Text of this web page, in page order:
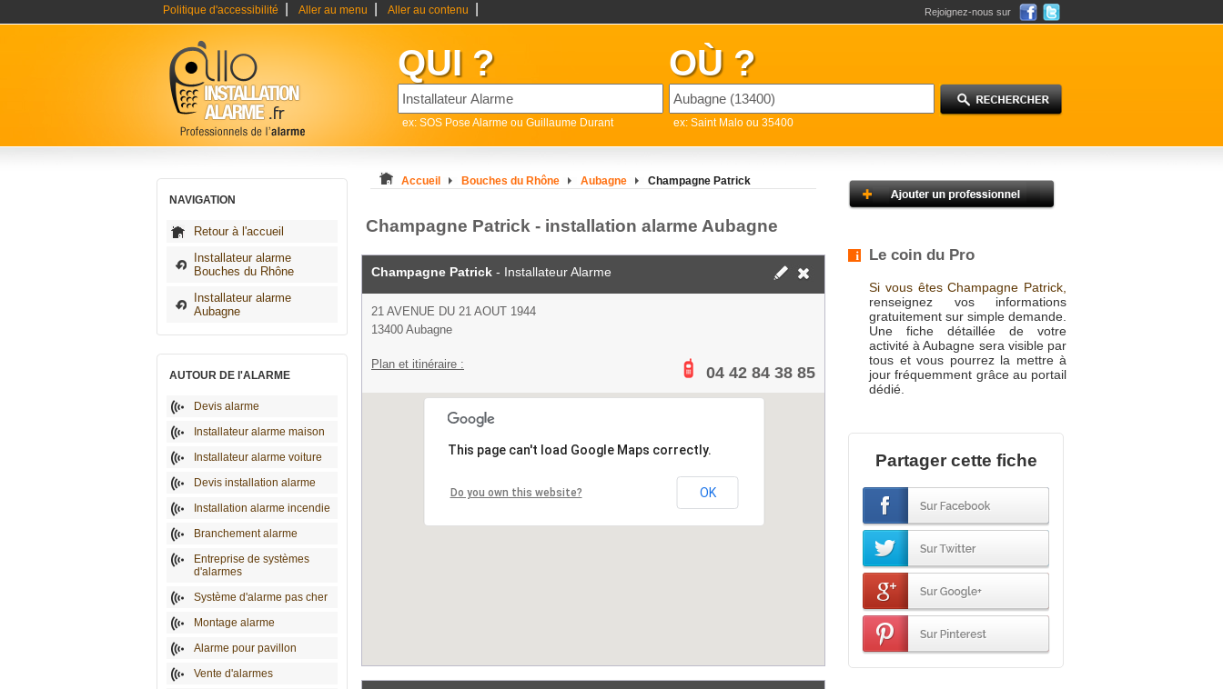
Politique d'accessibilité Aller au menu Aller au contenu Rejoignez-nous sur
QUI ?
ex: SOS Pose Alarme ou Guillaume Durant
OÙ ?
ex: Saint Malo ou 35400
NAVIGATION
Retour à l'accueil
Installateur alarme
Bouches du Rhône
Installateur alarme
Aubagne
AUTOUR DE l'ALARME
Devis alarme
Installateur alarme maison
Installateur alarme voiture
Devis installation alarme
Installation alarme incendie
Branchement alarme
Entreprise de systèmes
d'alarmes
Système d'alarme pas cher
Montage alarme
Alarme pour pavillon
Vente d'alarmes
Accueil Bouches du Rhône Aubagne Champagne Patrick
Champagne Patrick - installation alarme Aubagne
Champagne Patrick - Installateur Alarme
21 AVENUE DU 21 AOUT 1944
13400 Aubagne
Plan et itinéraire : 04 42 84 38 85
This page can't load Google Maps correctly.
Do you own this website? OK
Le coin du Pro
Si vous êtes Champagne Patrick,
renseignez vos informations
gratuitement sur simple demande.
Une fiche détaillée de votre
activité à Aubagne sera visible par
tous et vous pourrez la mettre à
jour fréquemment grâce au portail
dédié.
Partager cette fiche